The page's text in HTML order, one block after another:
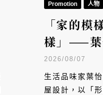
Promotion 人物
「家的模
樣」——葉
設計一個家
2026/08/07
生活品味家葉
屋設計，以「